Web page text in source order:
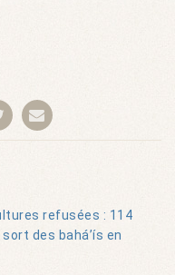
refusées : 114
des bahá’ís en